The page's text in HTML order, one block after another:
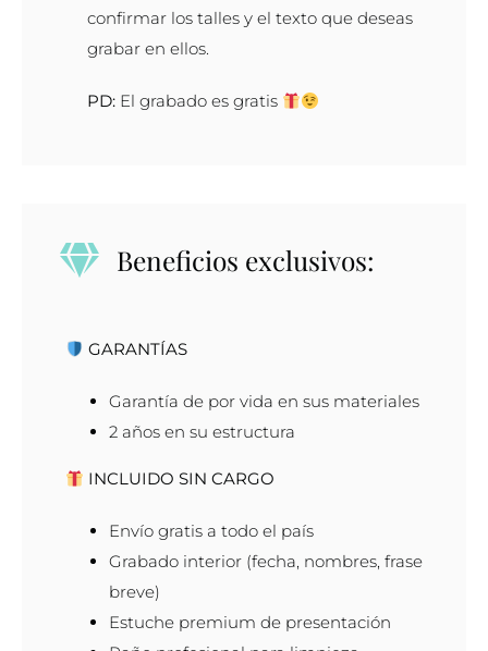
confirmar los talles y el texto que deseas
grabar en ellos.
PD: El grabado es gratis
Beneficios exclusivos:
GARANTÍAS
Garantía de por vida en sus materiales
2 años en su estructura
INCLUIDO SIN CARGO
Envío gratis a todo el país
Grabado interior (fecha, nombres, frase
breve)
Estuche premium de presentación